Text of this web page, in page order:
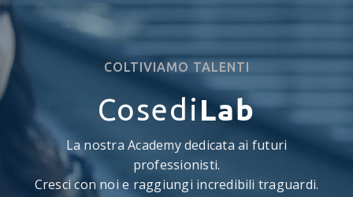
COLTIVIAMO TALENTI
CosediLab
La nostra Academy dedicata ai futuri
professionisti.
Cresci con noi e raggiungi incredibili traguardi.